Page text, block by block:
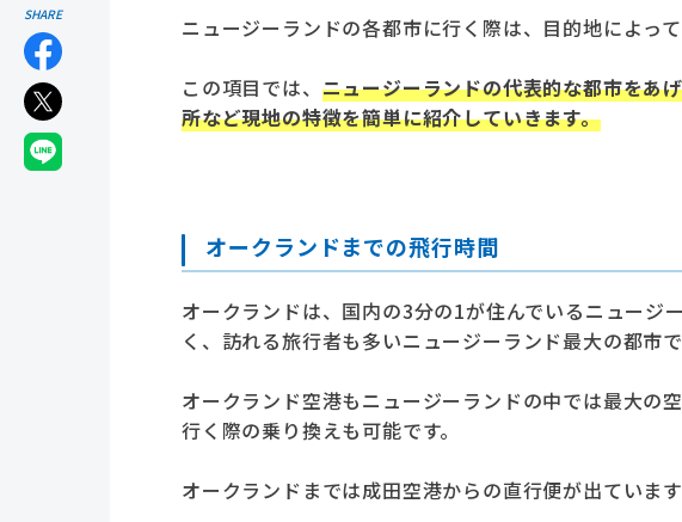
ニュージーランドの各都市に行く際は、目的地によっ
この項目では、 ニュージーランドの代表的な都市をあ
所など現地の特徴を簡単に紹介していきます。
オークランドまでの飛行時間
オークランドは、国内の3分の1が住んでいるニュージ
く、訪れる旅行者も多いニュージーランド最大の都市で
オークランド空港もニュージーランドの中では最大の
行く際の乗り換えも可能です。
オークランドまでは成田空港からの直行便が出ています
SHARE